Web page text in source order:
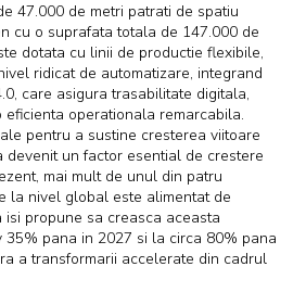
47.000 de metri patrati de spatiu
cu o suprafata totala de 147.000 de
dotata cu linii de productie flexibile,
ridicat de automatizare, integrand
care asigura trasabilitate digitala,
eficienta operationala remarcabila.
pentru a sustine cresterea viitoare
devenit un factor esential de crestere
mai mult de unul din patru
la nivel global este alimentat de
isi propune sa creasca aceasta
35% pana in 2027 si la circa 80% pana
a transformarii accelerate din cadrul